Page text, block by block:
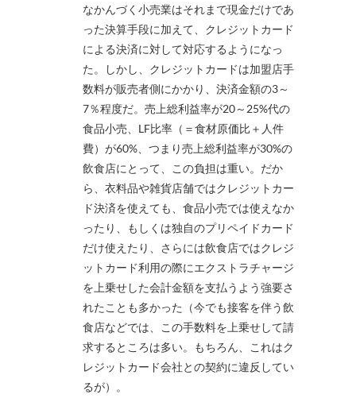
なかんづく小売業はそれまで現金だけであ
った決算手段に加えて、クレジットカード
による決済に対して対応するようになっ
た。しかし、クレジットカードは加盟店手
数料が販売者側にかかり、決済金額の3～
7％程度だ。売上総利益率が20～25%代の
食品小売、LF比率（＝食材原価比＋人件
費）が60%、つまり売上総利益率が30%の
飲食店にとって、この負担は重い。だか
ら、衣料品や雑貨店舗ではクレジットカー
ド決済を使えても、食品小売では使えなか
ったり、もしくは独自のプリペイドカード
だけ使えたり、さらには飲食店ではクレジ
ットカード利用の際にエクストラチャージ
を上乗せした会計金額を支払うよう強要さ
れたことも多かった（今でも接客を伴う飲
食店などでは、この手数料を上乗せして請
求するところは多い。もちろん、これはク
レジットカード会社との契約に違反してい
るが）。